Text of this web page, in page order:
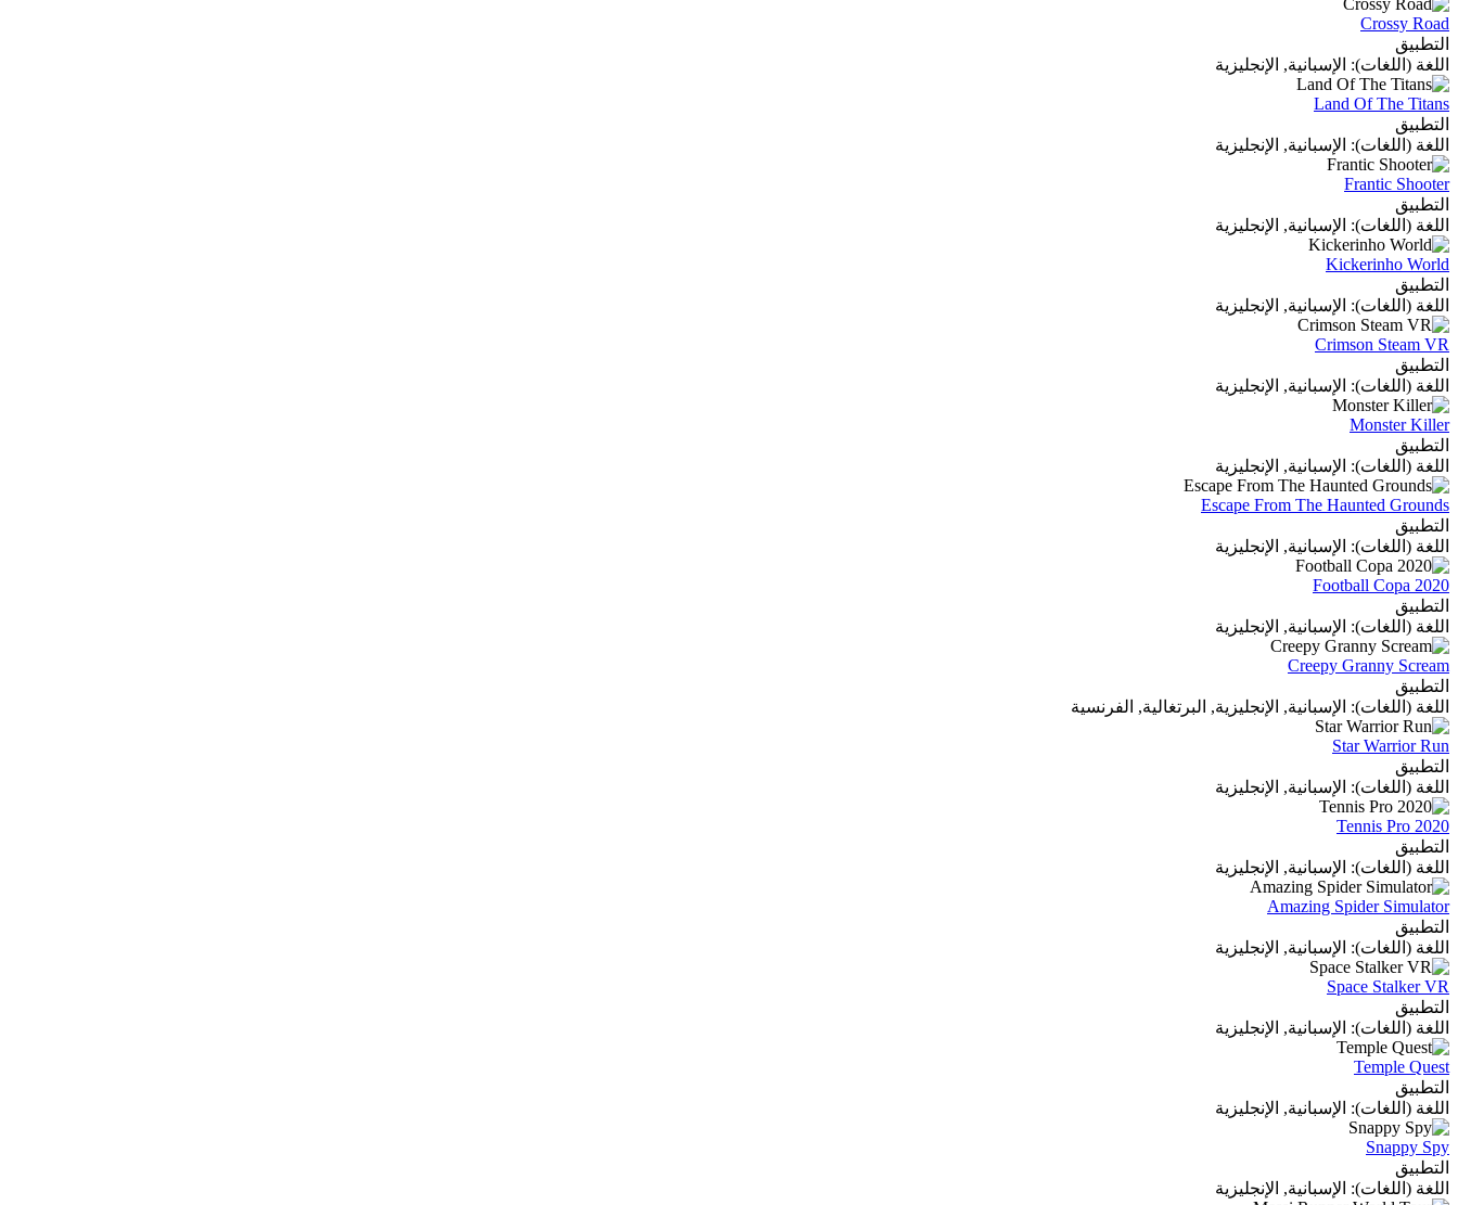
Crossy Road
التطبيق
اللغة (اللغات): الإسبانية, الإنجليزية
Land Of The Titans
التطبيق
اللغة (اللغات): الإسبانية, الإنجليزية
Frantic Shooter
التطبيق
اللغة (اللغات): الإسبانية, الإنجليزية
Kickerinho World
التطبيق
اللغة (اللغات): الإسبانية, الإنجليزية
Crimson Steam VR
التطبيق
اللغة (اللغات): الإسبانية, الإنجليزية
Monster Killer
التطبيق
اللغة (اللغات): الإسبانية, الإنجليزية
Escape From The Haunted Grounds
التطبيق
اللغة (اللغات): الإسبانية, الإنجليزية
Football Copa 2020
التطبيق
اللغة (اللغات): الإسبانية, الإنجليزية
Creepy Granny Scream
التطبيق
اللغة (اللغات): الإسبانية, الإنجليزية, البرتغالية, الفرنسية
Star Warrior Run
التطبيق
اللغة (اللغات): الإسبانية, الإنجليزية
Tennis Pro 2020
التطبيق
اللغة (اللغات): الإسبانية, الإنجليزية
Amazing Spider Simulator
التطبيق
اللغة (اللغات): الإسبانية, الإنجليزية
Space Stalker VR
التطبيق
اللغة (اللغات): الإسبانية, الإنجليزية
Temple Quest
التطبيق
اللغة (اللغات): الإسبانية, الإنجليزية
Snappy Spy
التطبيق
اللغة (اللغات): الإسبانية, الإنجليزية